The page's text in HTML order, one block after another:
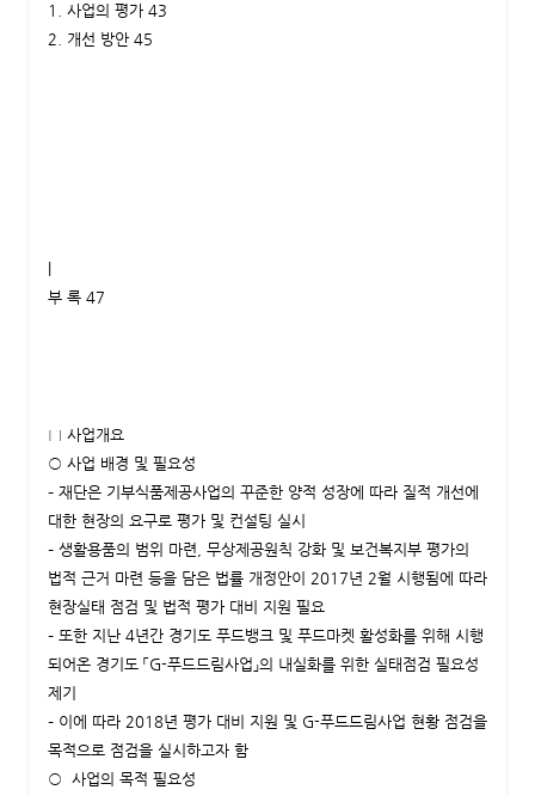
1. 사업의 평가 43
2. 개선 방안 45
부 록 47
□ 사업개요
○ 사업 배경 및 필요성
– 재단은 기부식품제공사업의 꾸준한 양적 성장에 따라 질적 개선에
대한 현장의 요구로 평가 및 컨설팅 실시
– 생활용품의 범위 마련, 무상제공원칙 강화 및 보건복지부 평가의
법적 근거 마련 등을 담은 법률 개정안이 2017년 2월 시행됨에 따라
현장실태 점검 및 법적 평가 대비 지원 필요
– 또한 지난 4년간 경기도 푸드뱅크 및 푸드마켓 활성화를 위해 시행
되어온 경기도 「G-푸드드림사업」의 내실화를 위한 실태점검 필요성
제기
– 이에 따라 2018년 평가 대비 지원 및 G-푸드드림사업 현황 점검을
목적으로 점검을 실시하고자 함
○ 사업의 목적 필요성